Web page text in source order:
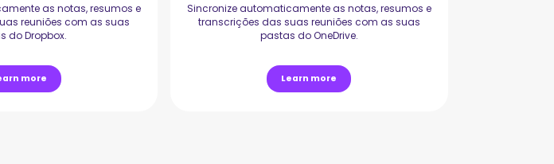
as notas, resumos e
reuniões com as suas
do Dropbox.
more
Sincronize automaticamente as notas, resumos e
transcrições das suas reuniões com as suas
pastas do OneDrive.
Learn more